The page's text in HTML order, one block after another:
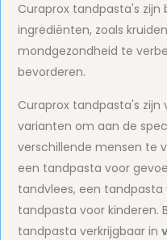
Curaprox tandpasta's
ingrediënten, zoals
mondgezondheid te
bevorderen.
Curaprox tandpasta's zijn
varianten om aan de
verschillende mensen te
een tandpasta voor
tandvlees, een
tandpasta voor kinderen.
tandpasta verkrijgbaar in